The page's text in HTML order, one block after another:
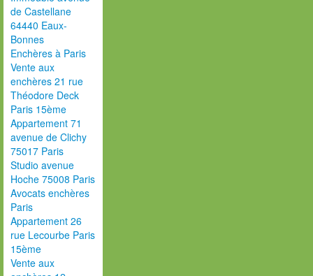
de Castellane
64440 Eaux-
Bonnes
Enchères à Paris
Vente aux
enchères 21 rue
Théodore Deck
Paris 15ème
Appartement 71
avenue de Clichy
75017 Paris
Studio avenue
Hoche 75008 Paris
Avocats enchères
Paris
Appartement 26
rue Lecourbe Paris
15ème
Vente aux